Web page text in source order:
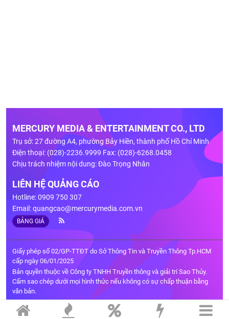
MERCURY MEDIA & ENTERTAINMENT CO., LTD
Trụ sở: 27 đường A4, phường Bảy Hiền, thành phố Hồ Chí Minh
Điện thoại: (028)-2236.9999 Fax: (028)-6268.0458
Chịu trách nhiệm nội dung: Đào Trọng Nhân
LIÊN HỆ QUẢNG CÁO
Hotline: 0909 750 307
Email:quangcao@mercurymedia.com.vn
BẢNG GIÁ
Giấy phép số 02/GP-TTĐT do Sở Thông Tin và Truyền Thông Tp.HCM
cấp ngày 06/01/2025
Bản quyền thuộc về Công ty TNHH Truyền thông và giải trí Sao Thủy.
Cấm sao chép dưới mọi hình thức nếu không có sự chấp thuận bằng
văn bản.